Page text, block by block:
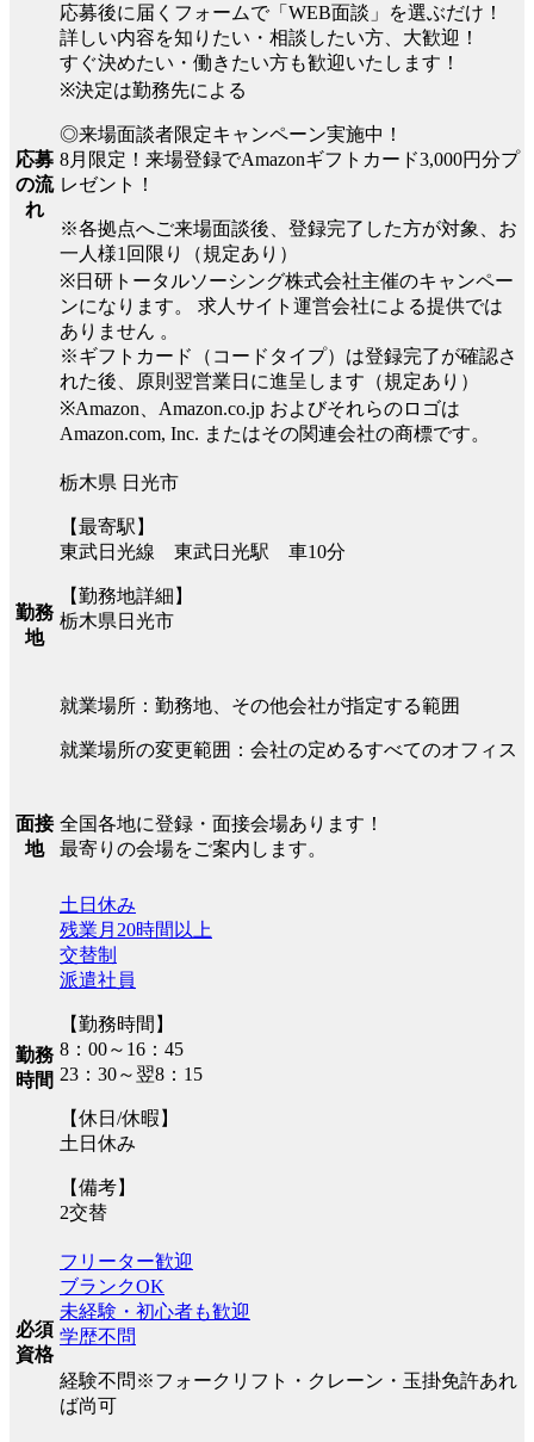
応募
の流
れ
応募後に届くフォームで「WEB面談」を選ぶだけ！
詳しい内容を知りたい・相談したい方、大歓迎！
すぐ決めたい・働きたい方も歓迎いたします！
※決定は勤務先による
◎来場面談者限定キャンペーン実施中！
8月限定！来場登録でAmazonギフトカード3,000円分プ
レゼント！
※各拠点へご来場面談後、登録完了した方が対象、お
一人様1回限り（規定あり）
※日研トータルソーシング株式会社主催のキャンペー
ンになります。 求人サイト運営会社による提供では
ありません 。
※ギフトカード（コードタイプ）は登録完了が確認さ
れた後、原則翌営業日に進呈します（規定あり）
※Amazon、Amazon.co.jp およびそれらのロゴは
Amazon.com, Inc. またはその関連会社の商標です。
勤務
地
栃木県 日光市
【最寄駅】
東武日光線 東武日光駅 車10分
【勤務地詳細】
栃木県日光市
就業場所：勤務地、その他会社が指定する範囲
就業場所の変更範囲：会社の定めるすべてのオフィス
面接
地
全国各地に登録・面接会場あります！
最寄りの会場をご案内します。
勤務
時間
土日休み
残業月20時間以上
交替制
派遣社員
【勤務時間】
8：00～16：45
23：30～翌8：15
【休日/休暇】
土日休み
【備考】
2交替
必須
資格
フリーター歓迎
ブランクOK
未経験・初心者も歓迎
学歴不問
経験不問※フォークリフト・クレーン・玉掛免許あれ
ば尚可